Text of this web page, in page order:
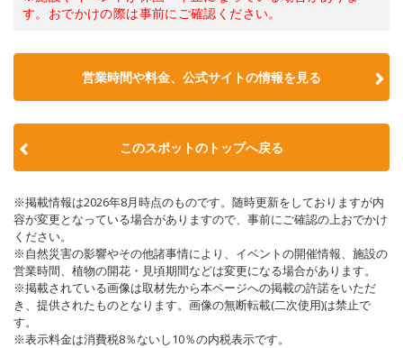
す。おでかけの際は事前にご確認ください。
営業時間や料金、公式サイトの情報を見る
このスポットのトップへ戻る
※掲載情報は2026年8月時点のものです。随時更新をしておりますが内
容が変更となっている場合がありますので、事前にご確認の上おでかけ
ください。
※自然災害の影響やその他諸事情により、イベントの開催情報、施設の
営業時間、植物の開花・見頃期間などは変更になる場合があります。
※掲載されている画像は取材先から本ページへの掲載の許諾をいただ
き、提供されたものとなります。画像の無断転載(二次使用)は禁止で
す。
※表示料金は消費税8％ないし10％の内税表示です。